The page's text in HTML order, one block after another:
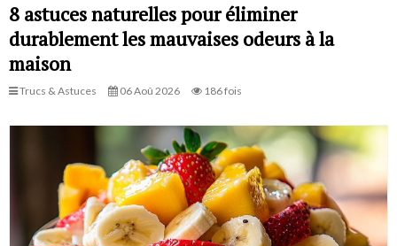
8 astuces naturelles pour éliminer
durablement les mauvaises odeurs à la
maison
Trucs & Astuces 06 Aoû 2026 186 fois